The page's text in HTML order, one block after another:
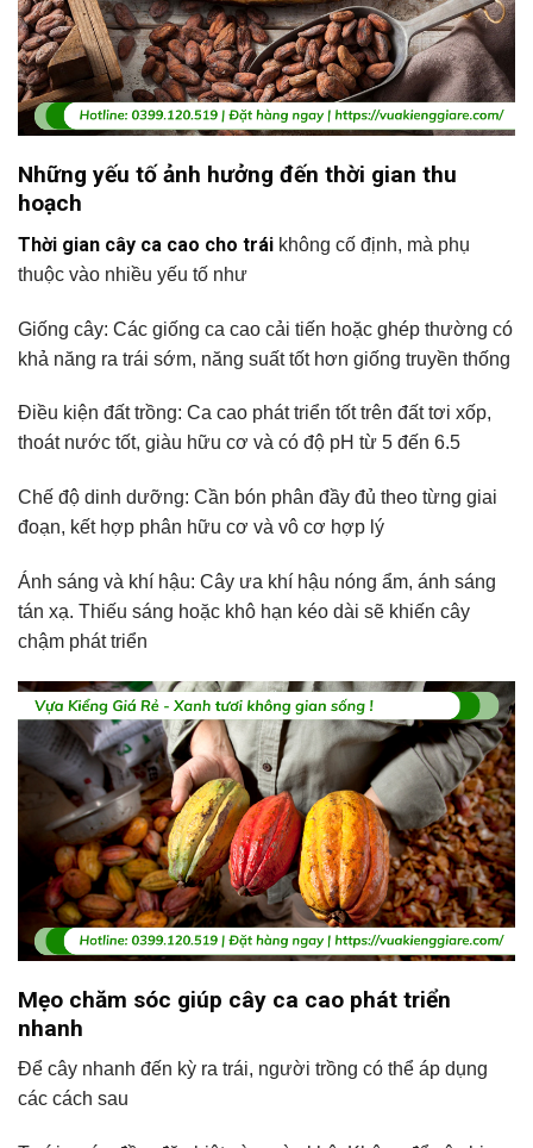
Những yếu tố ảnh hưởng đến thời gian thu
hoạch
Thời gian cây ca cao cho trái không cố định, mà phụ
thuộc vào nhiều yếu tố như
Giống cây: Các giống ca cao cải tiến hoặc ghép thường có
khả năng ra trái sớm, năng suất tốt hơn giống truyền thống
Điều kiện đất trồng: Ca cao phát triển tốt trên đất tơi xốp,
thoát nước tốt, giàu hữu cơ và có độ pH từ 5 đến 6.5
Chế độ dinh dưỡng: Cần bón phân đầy đủ theo từng giai
đoạn, kết hợp phân hữu cơ và vô cơ hợp lý
Ánh sáng và khí hậu: Cây ưa khí hậu nóng ẩm, ánh sáng
tán xạ. Thiếu sáng hoặc khô hạn kéo dài sẽ khiến cây
chậm phát triển
Mẹo chăm sóc giúp cây ca cao phát triển
nhanh
Để cây nhanh đến kỳ ra trái, người trồng có thể áp dụng
các cách sau